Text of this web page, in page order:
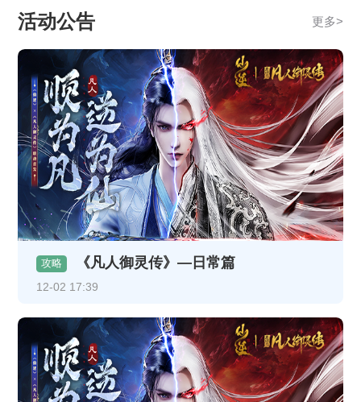
活动公告 更多>
攻略 《凡人御灵传》—日常篇
12-02 17:39